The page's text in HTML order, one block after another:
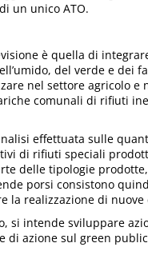
un unico ATO.
è quella di
del verde e dei
nel settore agricolo e
comunali di rifiuti
effettuata sulle
di rifiuti speciali
delle tipologie
porsi consistono
la realizzazione di
si intende sviluppare
di azione sul green